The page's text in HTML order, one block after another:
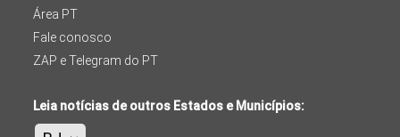
Área PT
Fale conosco
ZAP e Telegram do PT
Leia notícias de outros Estados e Municípios: